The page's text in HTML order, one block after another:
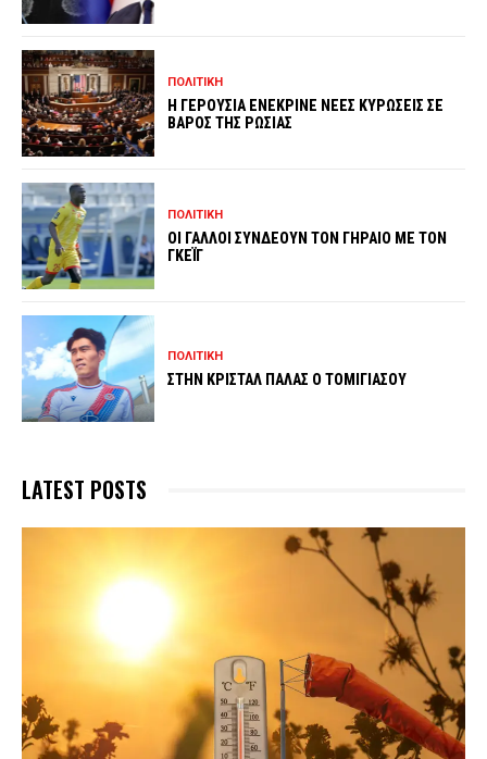
ΠΟΛΙΤΙΚΗ
Η ΓΕΡΟΥΣΙΑ ΕΝΕΚΡΙΝΕ ΝΕΕΣ ΚΥΡΩΣΕΙΣ ΣΕ
ΒΑΡΟΣ ΤΗΣ ΡΩΣΙΑΣ
ΠΟΛΙΤΙΚΗ
ΟΙ ΓΑΛΛΟΙ ΣΥΝΔΕΟΥΝ ΤΟΝ ΓΗΡΑΙΟ ΜΕ ΤΟΝ
ΓΚΕΪΓ
ΠΟΛΙΤΙΚΗ
ΣΤΗΝ ΚΡΙΣΤΑΛ ΠΑΛΑΣ Ο ΤΟΜΙΓΙΑΣΟΥ
LATEST POSTS